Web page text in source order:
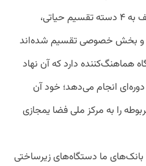
افتاده، دستگاه‌های مختلف به ۴ دسته تقسیم حیاتی،
و بخش خصوصی تقسیم شده‌اند
هماهنگ‌کننده دارد که آن نهاد
دوره‌ای انجام می‌دهد؛ خود آن
را به مرکز ملی فضا یمجازی
بانک‌های ما دستگاه‌های زیرساختی